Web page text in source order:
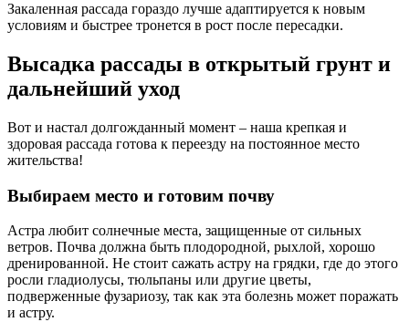
Закаленная рассада гораздо лучше адаптируется к новым
условиям и быстрее тронется в рост после пересадки.
Высадка рассады в открытый грунт и
дальнейший уход
Вот и настал долгожданный момент – наша крепкая и
здоровая рассада готова к переезду на постоянное место
жительства!
Выбираем место и готовим почву
Астра любит солнечные места, защищенные от сильных
ветров. Почва должна быть плодородной, рыхлой, хорошо
дренированной. Не стоит сажать астру на грядки, где до этого
росли гладиолусы, тюльпаны или другие цветы,
подверженные фузариозу, так как эта болезнь может поражать
и астру.